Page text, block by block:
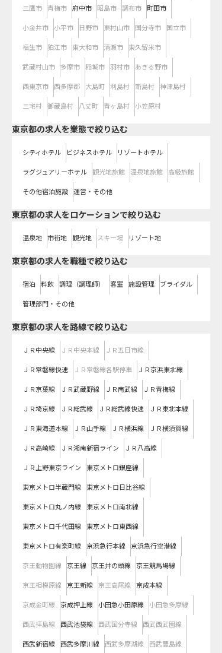
三鷹市 青梅市 府中市 昭島市 調布市 町田市
小金井市 小平市 日野市 東村山市 国分寺市 国立市
福生市 狛江市 東大和市 清瀬市 東久留米市
武蔵村山市 多摩市 稲城市 羽村市 あきる野市
西東京市 西多摩郡 大島町 利島村 新島村 神津島村
三宅村 御蔵島村 八丈町 青ヶ島村 小笠原村
東京都の求人を業態で絞り込む
シティホテル ビジネスホテル リゾートホテル
ラグジュアリーホテル 観光地旅館 温泉地旅館 高級旅館
その他宿泊施設 運営・その他
東京都の求人をロケーションで絞り込む
温泉地 市街地 観光地 スキー場 リゾート地
東京都の求人を職種で絞り込む
宿泊 料飲 調理（調理師） 客室 施設管理 ブライダル
管理部門・その他
東京都の求人を路線で絞り込む
ＪＲ中央線 ＪＲ中央本線 ＪＲ五日市線
ＪＲ常磐線快速 ＪＲ常磐線各駅停車 ＪＲ京浜東北線
ＪＲ京葉線 ＪＲ武蔵野線 ＪＲ南武線 ＪＲ青梅線
ＪＲ埼京線 ＪＲ総武線 ＪＲ総武線快速 ＪＲ東北本線
ＪＲ東海道本線 ＪＲ山手線 ＪＲ横浜線 ＪＲ横須賀線
ＪＲ高崎線 ＪＲ湘南新宿ライン ＪＲ八高線
ＪＲ上野東京ライン 東京メトロ銀座線
東京メトロ半蔵門線 東京メトロ日比谷線
東京メトロ丸ノ内線 東京メトロ南北線
東京メトロ千代田線 東京メトロ東西線
東京メトロ有楽町線 京浜急行本線 京浜急行空港線
京王動物園線 京王線 京王井の頭線 京王競馬場線
京王相模原線 京王新線 京王高尾線 京成本線
京成金町線 京成押上線 小田急小田原線 小田急多摩線
西武拝島線 西武池袋線 西武国分寺線 西武西武園線
西武新宿線 西武多摩川線 西武多摩湖線 西武豊島線